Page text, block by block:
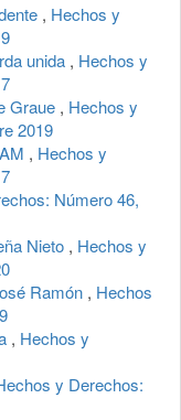
, Hechos y
unida , Hechos y
Graue , Hechos y
2019
, Hechos y
Número 46,
Nieto , Hechos y
Ramón , Hechos
, Hechos y
y Derechos: